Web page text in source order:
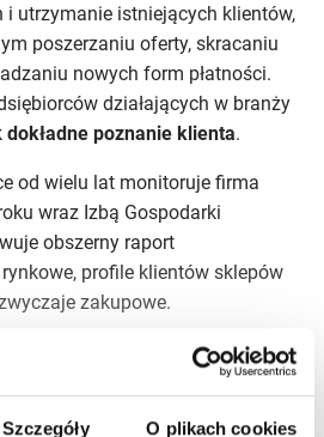
Szczegóły O plikach cookies
utrzymanie istniejących klientów,
poszerzaniu oferty, skracaniu
nowych form płatności.
działających w branży
dokładne poznanie klienta.
od wielu lat monitoruje firma
wraz Izbą Gospodarki
obszerny raport
profile klientów sklepów
zakupowe.
się w listopadzie 2017 roku.
też na bieżąco analizy